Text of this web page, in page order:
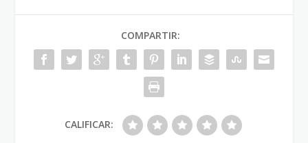
COMPARTIR:
CALIFICAR: